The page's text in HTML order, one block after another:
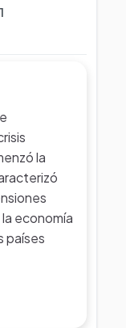
la
economía
países